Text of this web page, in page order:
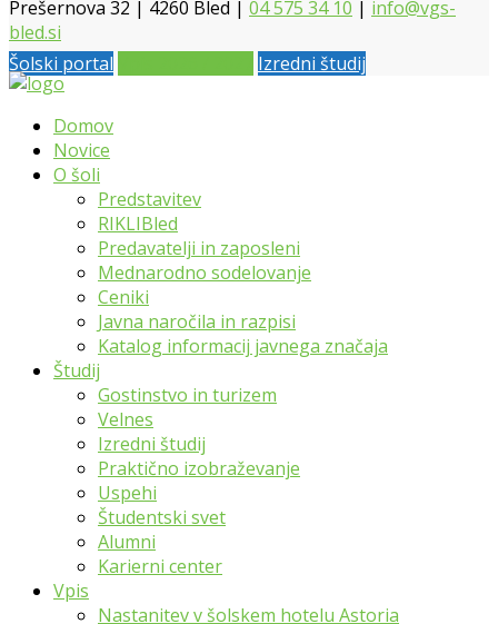
Prešernova 32 | 4260 Bled | 04 575 34 10 | info@vgs-
bled.si
Šolski portal
Izredni študij
Domov
Novice
O šoli
Predstavitev
RIKLIBled
Predavatelji in zaposleni
Mednarodno sodelovanje
Ceniki
Javna naročila in razpisi
Katalog informacij javnega značaja
Študij
Gostinstvo in turizem
Velnes
Izredni študij
Praktično izobraževanje
Uspehi
Študentski svet
Alumni
Karierni center
Vpis
Nastanitev v šolskem hotelu Astoria